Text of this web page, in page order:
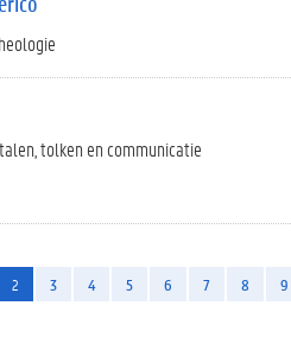
tolken en communicatie
2 3 4 5 6 7 8 9